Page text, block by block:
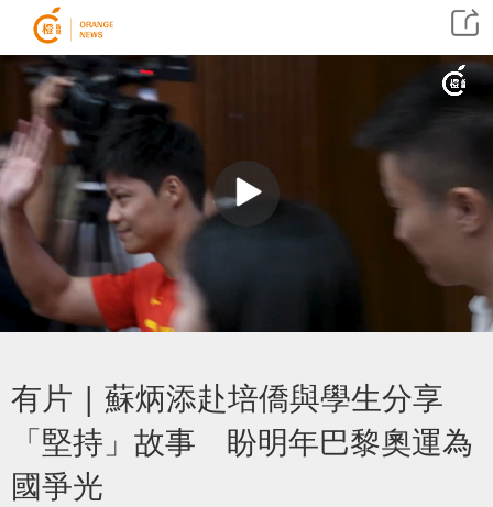
有片 | 蘇炳添赴培僑與學生分享
「堅持」故事 盼明年巴黎奧運為
國爭光